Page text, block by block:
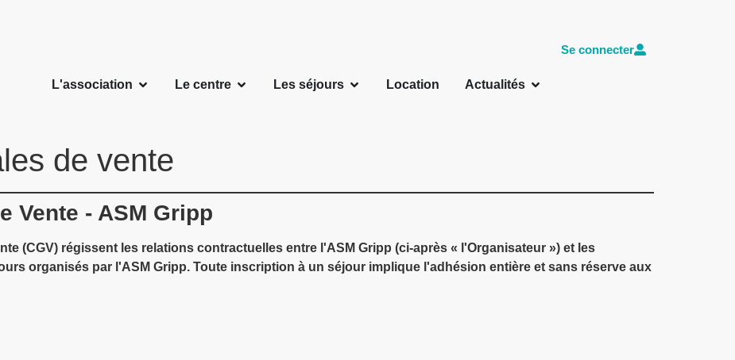
Se connecter
L'association Le centre Les séjours Location Actualités
de vente
Vente - ASM Gripp
(CGV) régissent les relations contractuelles entre l'ASM Gripp (ci-après « l'Organisateur ») et les
organisés par l'ASM Gripp. Toute inscription à un séjour implique l'adhésion entière et sans réserve aux